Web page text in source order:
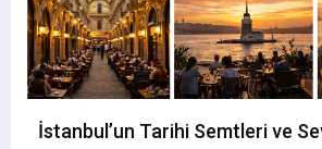
İstanbul’un Tarihi Semtleri ve